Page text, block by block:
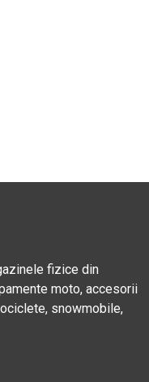
fizice din
moto, accesorii
snowmobile,